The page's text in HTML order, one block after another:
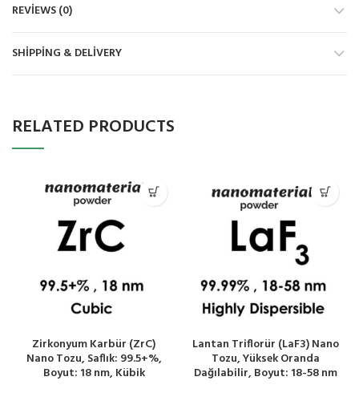
REVIEWS (0)
SHIPPING & DELIVERY
RELATED PRODUCTS
Zirkonyum Karbür (ZrC)
Nano Tozu, Saflık: 99.5+%,
Boyut: 18 nm, Kübik
Lantan Triflorür (LaF3) Nano
Tozu, Yüksek Oranda
Dağılabilir, Boyut: 18-58 nm